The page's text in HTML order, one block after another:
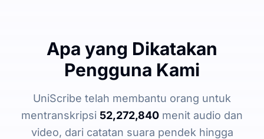
Apa yang Dikatakan
Pengguna Kami
UniScribe telah membantu orang untuk
mentranskripsi 52,272,840 menit audio dan
video, dari catatan suara pendek hingga